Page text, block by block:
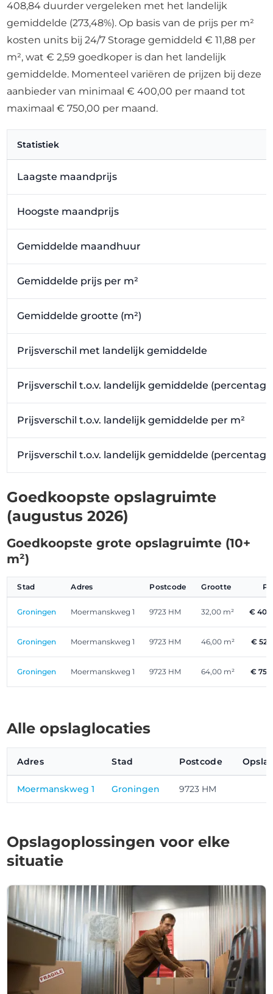
408,84 duurder vergeleken met het landelijk
gemiddelde (273,48%). Op basis van de prijs per m²
kosten units bij 24/7 Storage gemiddeld € 11,88 per
m², wat € 2,59 goedkoper is dan het landelijk
gemiddelde. Momenteel variëren de prijzen bij deze
aanbieder van minimaal € 400,00 per maand tot
maximaal € 750,00 per maand.
Statistiek
Laagste maandprijs
Hoogste maandprijs
Gemiddelde maandhuur
Gemiddelde prijs per m²
Gemiddelde grootte (m²)
Prijsverschil met landelijk gemiddelde
Prijsverschil t.o.v. landelijk gemiddelde
Prijsverschil t.o.v. landelijk gemiddelde per m²
Prijsverschil t.o.v. landelijk gemiddelde
Goedkoopste opslagruimte
(augustus 2026)
Goedkoopste grote opslagruimte (10+
m²)
Stad Adres Postcode Grootte
Groningen Moermanskweg 1 9723 HM 32,00 m² €
Groningen Moermanskweg 1 9723 HM 46,00 m² €
Groningen Moermanskweg 1 9723 HM 64,00 m² €
Alle opslaglocaties
Adres Stad Postcode
Moermanskweg 1 Groningen 9723 HM
Opslagoplossingen voor elke
situatie